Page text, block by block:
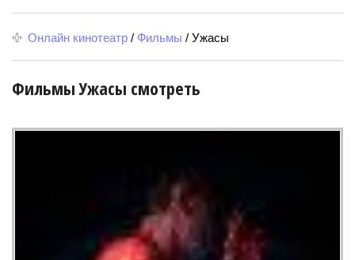
Онлайн кинотеатр / Фильмы / Ужасы
Фильмы Ужасы смотреть